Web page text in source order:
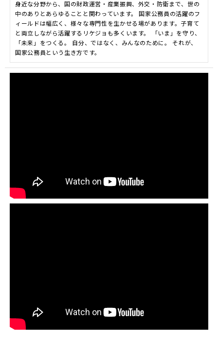
身近な分野から、国の財政運営・産業振興、外交・防衛まで、世の
中のありとあらゆることと関わっています。 国家公務員の活躍のフ
ィールドは幅広く、様々な専門性を生かせる場があります。子育て
と両立しながら活躍するリケジョも多くいます。 「いま」を守り、
「未来」をつくる。 自分、ではなく、みんなのために。 それが、
国家公務員という生き方です。